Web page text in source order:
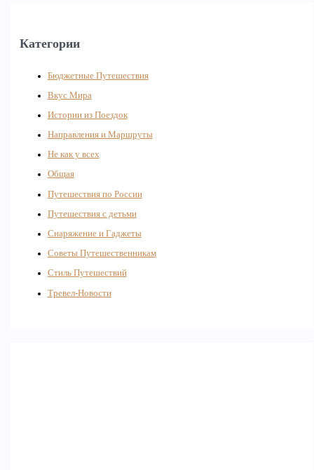
Категории
Бюджетные Путешествия
Вкус Мира
Истории из Поездок
Направления и Маршруты
Не как у всех
Общая
Путешествия по России
Путешествия с детьми
Снаряжение и Гаджеты
Советы Путешественникам
Стиль Путешествий
Тревел-Новости